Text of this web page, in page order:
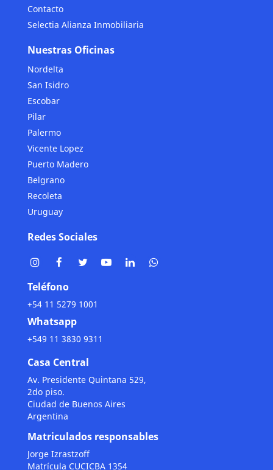
Contacto
Selectia Alianza Inmobiliaria
Nuestras Oficinas
Nordelta
San Isidro
Escobar
Pilar
Palermo
Vicente Lopez
Puerto Madero
Belgrano
Recoleta
Uruguay
Redes Sociales
Teléfono
+54 11 5279 1001
Whatsapp
+549 11 3830 9311
Casa Central
Av. Presidente Quintana 529,
2do piso.
Ciudad de Buenos Aires
Argentina
Matriculados responsables
Jorge Izrastzoff
Matrícula CUCICBA 1354